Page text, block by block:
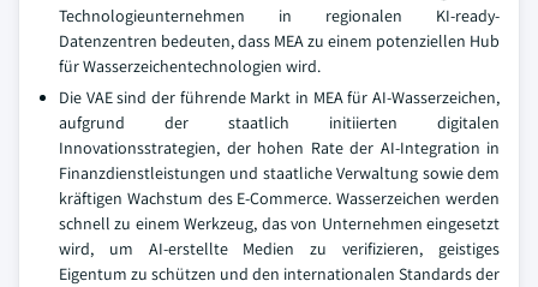
Technologieunternehmen in regionalen KI-ready-
Datenzentren bedeuten, dass MEA zu einem potenziellen Hub
für Wasserzeichentechnologien wird.
Die VAE sind der führende Markt in MEA für AI-Wasserzeichen,
aufgrund der staatlich initiierten digitalen
Innovationsstrategien, der hohen Rate der AI-Integration in
Finanzdienstleistungen und staatliche Verwaltung sowie dem
kräftigen Wachstum des E-Commerce. Wasserzeichen werden
schnell zu einem Werkzeug, das von Unternehmen eingesetzt
wird, um AI-erstellte Medien zu verifizieren, geistiges
Eigentum zu schützen und den internationalen Standards der